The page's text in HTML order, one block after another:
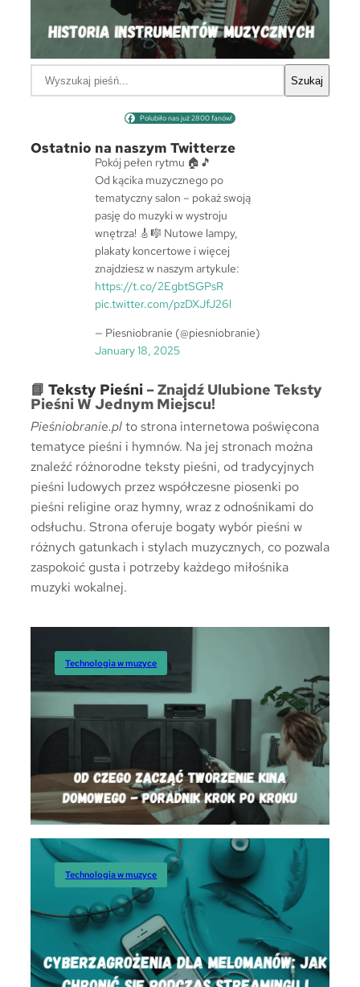
a
Szukaj
Polubiło nas już 2800 fanów!
Ostatnio na naszym Twitterze
Pokój pełen rytmu 🏠🎵
Od kącika muzycznego po
tematyczny salon – pokaż swoją
pasję do muzyki w wystroju
wnętrza! 🎸🎼 Nutowe lampy,
plakaty koncertowe i więcej
znajdziesz w naszym artykule:
https://t.co/2EgbtSGPsR
pic.twitter.com/pzDXJfJ26l
— Piesniobranie (@piesniobranie)
January 18, 2025
📘 Teksty Pieśni – Znajdź Ulubione Teksty
Pieśni W Jednym Miejscu!
Pieśniobranie.plto strona internetowa poświęcona
tematyce pieśni i hymnów. Na jej stronach można
znaleźć różnorodne teksty pieśni, od tradycyjnych
pieśni ludowych przez współczesne piosenki po
pieśni religine oraz hymny, wraz z odnośnikami do
odsłuchu. Strona oferuje bogaty wybór pieśni w
różnych gatunkach i stylach muzycznych, co pozwala
zaspokoić gusta i potrzeby każdego miłośnika
muzyki wokalnej.
Technologia w muzyce
Technologia w muzyce